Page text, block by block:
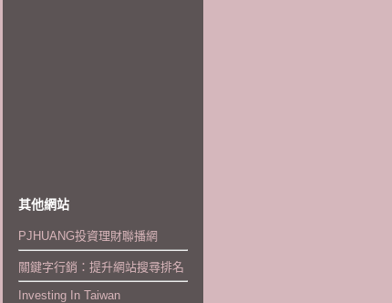
其他網站
PJHUANG投資理財聯播網
關鍵字行銷：提升網站搜尋排名
Investing In Taiwan